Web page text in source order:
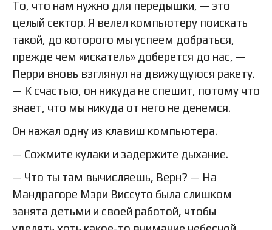
То, что нам нужно для передышки, — это
целый сектор. Я велел компьютеру поискать
такой, до которого мы успеем добраться,
прежде чем «искатель» доберется до нас, —
Перри вновь взглянул на движущуюся ракету.
— К счастью, он никуда не спешит, потому что
знает, что мы никуда от него не денемся.
Он нажал одну из клавиш компьютера.
— Сожмите кулаки и задержите дыхание.
— Что ты там вычисляешь, Верн? — На
Мандрагоре Мэри Виссуто была слишком
занята детьми и своей работой, чтобы